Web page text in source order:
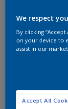
We respect
By clicking
on your device to
assist in our
Accept All